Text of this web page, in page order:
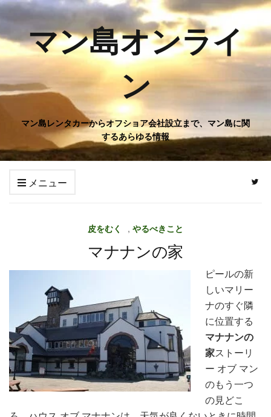
マン島オンライ
ン
マン島レンタカーからオフショア会社設立まで、マン島に関
するあらゆる情報
メニュー
皮をむく , やるべきこと
マナナンの家
ピールの新
しいマリー
ナのすぐ隣
に位置する
マナナンの
家ストーリ
ー オブ マン
のもう一つ
の見どこ